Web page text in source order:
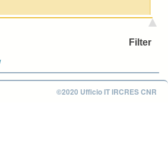
©2020 Ufficio IT IRCRES CNR